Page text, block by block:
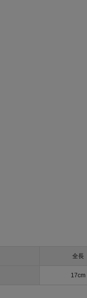
全長
17cm